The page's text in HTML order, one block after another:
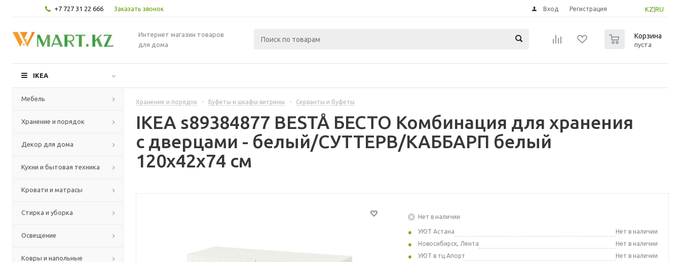
+7 727 31 22 666 Заказать звонок KZ RU
Вход Регистрация
Интернет магазин товаров
для дома
Корзина
пуста
IKEA
Мебель
Хранение и порядок
Декор для дома
Кухни и бытовая техника
Кровати и матрасы
Стирка и уборка
Освещение
Ковры и напольные
Хранение и порядок - Буфеты и шкафы витрины - Серванты и буфеты
IKEA s89384877 BESTÅ БЕСТО Комбинация для хранения
с дверцами - белый/СУТТЕРВ/КАББАРП белый
120x42x74 см
Нет в наличии
УЮТ Астана
Нет в наличии
Новосибирск, Лента
Нет в наличии
УЮТ в тц Апорт
Нет в наличии